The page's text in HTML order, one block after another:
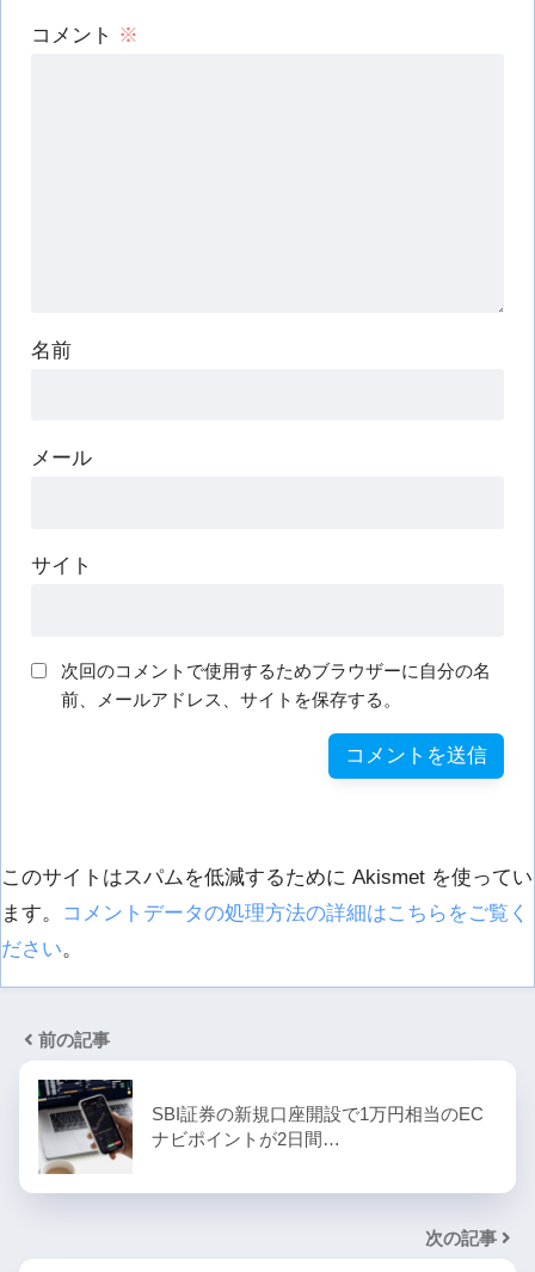
コメント ※
名前
メール
サイト
次回のコメントで使用するためブラウザーに自分の名
前、メールアドレス、サイトを保存する。
このサイトはスパムを低減するために Akismet を使ってい
ます。
コメントデータの処理方法の詳細はこちらをご覧く
ださい。
前の記事
SBI証券の新規口座開設で1万円相当のEC
ナビポイントが2日間…
次の記事